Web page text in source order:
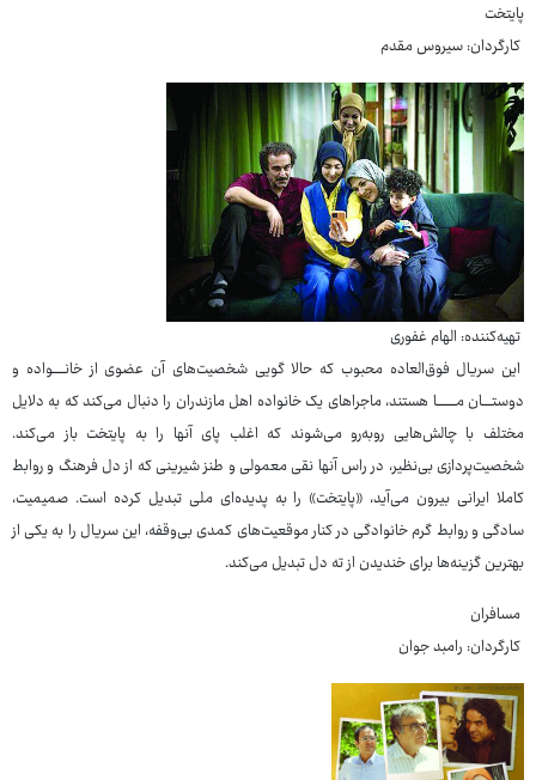
پایتخت
کارگردان: سیروس مقدم
تهیه‌کننده: الهام غفوری
این سریال فوق‌العاده محبوب که حالا گویی شخصیت‌های آن عضوی از خانـــــواده و
دوستــــان مــــــــا هستند، ماجراهای یک خانواده اهل مازندران را دنبال می‌کند که به دلایل
مختلف با چالش‌هایی روبه‌رو می‌شوند که اغلب پای آنها را به پایتخت باز می‌کند.
شخصیت‌پردازی بی‌نظیر، در راس آنها نقی معمولی و طنز شیرینی که از دل فرهنگ و روابط
کاملا ایرانی بیرون می‌آید، «پایتخت» را به پدیده‌ای ملی تبدیل کرده است. صمیمیت،
سادگی و روابط گرم خانوادگی در کنار موقعیت‌های کمدی بی‌وقفه، این سریال را به یکی از
بهترین گزینه‌ها برای خندیدن از ته دل تبدیل می‌کند.
مسافران
کارگردان: رامبد جوان